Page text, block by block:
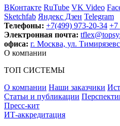
ВКонтакте RuTube VK Video
Sketchfab Яндекс Дзен Telegram
Телефоны: +7(499) 973-20-34 +7
Электронная почта:
офиса: г. Москва, ул.
О компании
ТОП СИСТЕМЫ
О компании Наши заказчики
Статьи и публикации
Пресс-кит
ИТ-аккредитация